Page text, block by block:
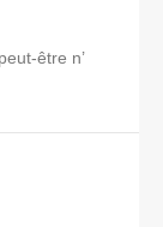
être n’